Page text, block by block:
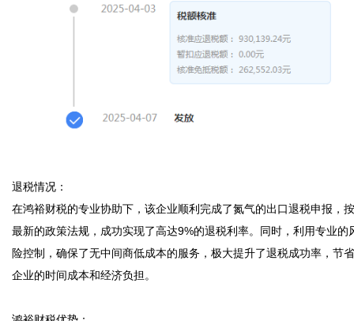
退税情况：
在鸿裕财税的专业协助下，该企业顺利完成了氮气的出口退税申报，
最新的政策法规，成功实现了高达9%的退税利率。同时，利用专业的
险控制，确保了无中间商低成本的服务，极大提升了退税成功率，节
企业的时间成本和经济负担。